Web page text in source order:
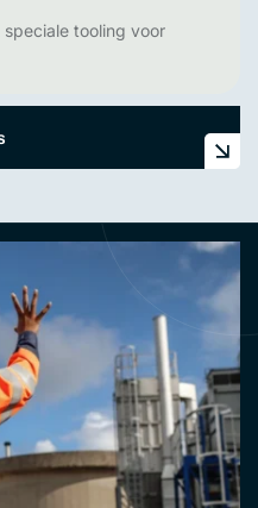
tooling voor